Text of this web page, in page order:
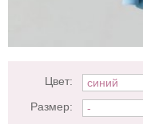
Цвет:
Размер: